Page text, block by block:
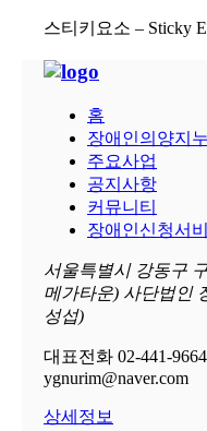
스티키요소 – Sticky
홈
장애인의양지
주요사업
공지사항
커뮤니티
장애인신청서
서울특별시 강동구
메가타운) 사단법인
성섭)
대표전화 02-441-
ygnurim@naver.com
상세정보